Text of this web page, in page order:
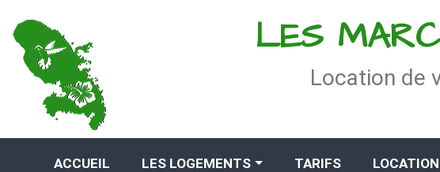
au
contenu
LES
Location de
ACCUEIL LES LOGEMENTS TARIFS